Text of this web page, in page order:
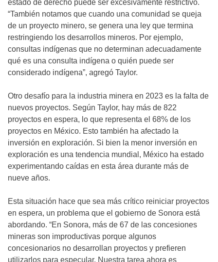
estado de derecho puede ser excesivamente restrictivo.
“También notamos que cuando una comunidad se queja
de un proyecto minero, se genera una ley que termina
restringiendo los desarrollos mineros. Por ejemplo,
consultas indígenas que no determinan adecuadamente
qué es una consulta indígena o quién puede ser
considerado indígena”, agregó Taylor.
Otro desafío para la industria minera en 2023 es la falta de
nuevos proyectos. Según Taylor, hay más de 822
proyectos en espera, lo que representa el 68% de los
proyectos en México. Esto también ha afectado la
inversión en exploración. Si bien la menor inversión en
exploración es una tendencia mundial, México ha estado
experimentando caídas en esta área durante más de
nueve años.
Esta situación hace que sea más crítico reiniciar proyectos
en espera, un problema que el gobierno de Sonora está
abordando. “En Sonora, más de 67 de las concesiones
mineras son improductivas porque algunos
concesionarios no desarrollan proyectos y prefieren
utilizarlos para especular. Nuestra tarea ahora es